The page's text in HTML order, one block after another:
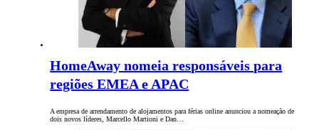
HomeAway nomeia responsáveis para
regiões EMEA e APAC
A empresa de arrendamento de alojamentos para férias online anunciou a nomeação de
dois novos líderes, Marcello Martioni e Dan…